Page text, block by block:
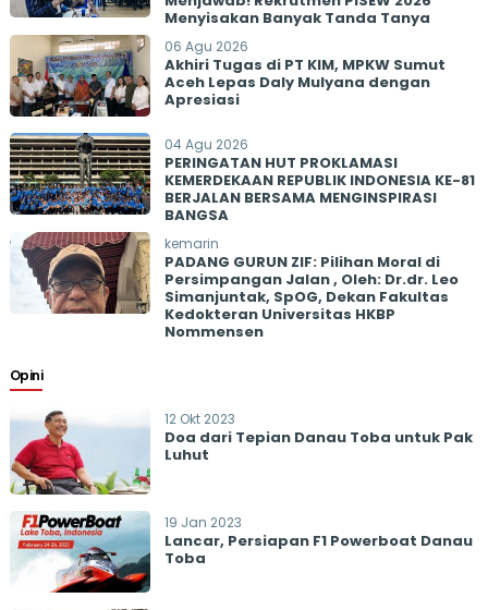
Menyisakan Banyak Tanda Tanya
06 Agu 2026
Akhiri Tugas di PT KIM, MPKW Sumut
Aceh Lepas Daly Mulyana dengan
Apresiasi
04 Agu 2026
PERINGATAN HUT PROKLAMASI
KEMERDEKAAN REPUBLIK INDONESIA KE-81
BERJALAN BERSAMA MENGINSPIRASI
BANGSA
kemarin
PADANG GURUN ZIF: Pilihan Moral di
Persimpangan Jalan , Oleh: Dr.dr. Leo
Simanjuntak, SpOG, Dekan Fakultas
Kedokteran Universitas HKBP
Nommensen
Opini
12 Okt 2023
Doa dari Tepian Danau Toba untuk Pak
Luhut
19 Jan 2023
Lancar, Persiapan F1 Powerboat Danau
Toba